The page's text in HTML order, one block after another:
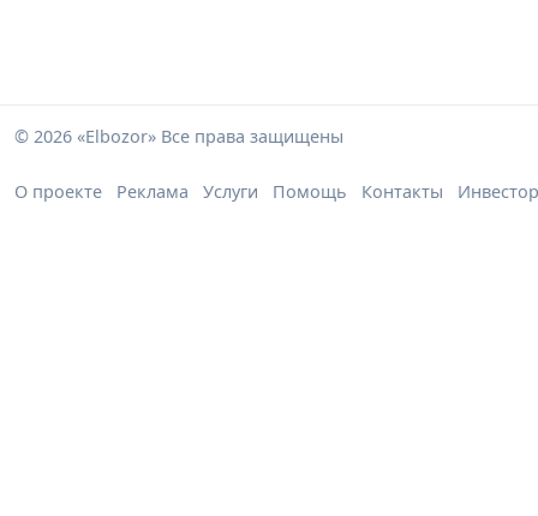
© 2026 «Elbozor» Все права защищены
О проекте Реклама Услуги Помощь Контакты